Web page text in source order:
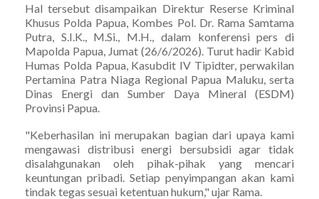
Hal tersebut disampaikan Direktur Reserse Kriminal
Khusus Polda Papua, Kombes Pol. Dr. Rama Samtama
Putra, S.I.K., M.Si., M.H., dalam konferensi pers di
Mapolda Papua, Jumat (26/6/2026). Turut hadir Kabid
Humas Polda Papua, Kasubdit IV Tipidter, perwakilan
Pertamina Patra Niaga Regional Papua Maluku, serta
Dinas Energi dan Sumber Daya Mineral (ESDM)
Provinsi Papua.
"Keberhasilan ini merupakan bagian dari upaya kami
mengawasi distribusi energi bersubsidi agar tidak
disalahgunakan oleh pihak-pihak yang mencari
keuntungan pribadi. Setiap penyimpangan akan kami
tindak tegas sesuai ketentuan hukum," ujar Rama.